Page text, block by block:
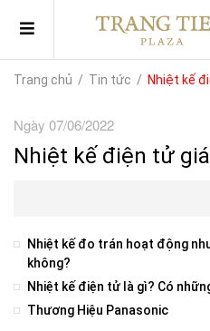
Trang chủ / Tin tức / Nhiệt kế
Ngày 07/06/2022
Nhiệt kế điện tử
Nhiệt kế đo trán hoạt động
không?
Nhiệt kế điện tử là gì? Có
Thương Hiệu Panasonic